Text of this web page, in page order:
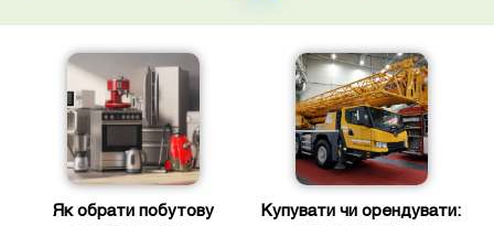
Як обрати побутову
Купувати чи орендувати: